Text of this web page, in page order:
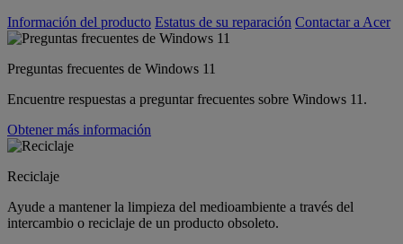
Información del producto Estatus de su reparación Contactar a Acer
Preguntas frecuentes de Windows 11
Encuentre respuestas a preguntar frecuentes sobre Windows 11.
Obtener más información
Reciclaje
Ayude a mantener la limpieza del medioambiente a través del
intercambio o reciclaje de un producto obsoleto.